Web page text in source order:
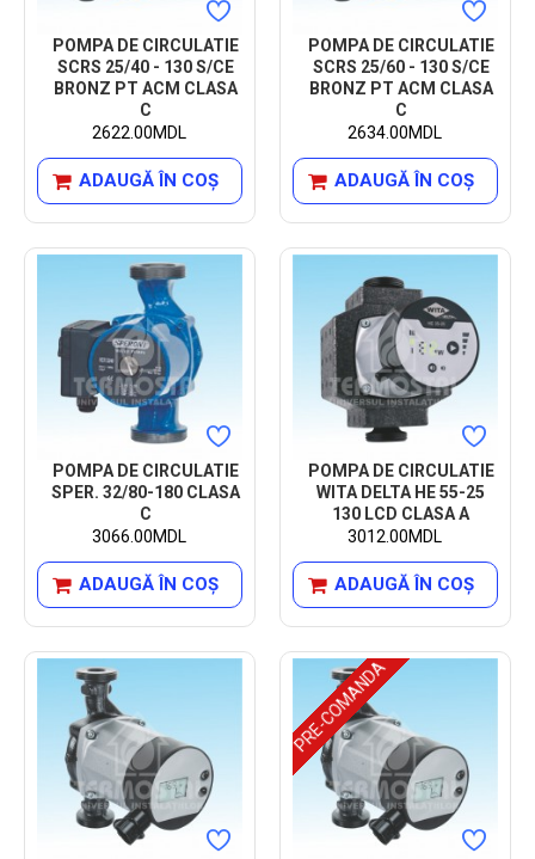
POMPA DE CIRCULATIE
SCRS 25/40 - 130 S/CE
BRONZ PT ACM CLASA
C
2622.00MDL
ADAUGĂ ÎN COŞ
POMPA DE CIRCULATIE
SCRS 25/60 - 130 S/CE
BRONZ PT ACM CLASA
C
2634.00MDL
ADAUGĂ ÎN COŞ
POMPA DE CIRCULATIE
SPER. 32/80-180 CLASA
C
3066.00MDL
ADAUGĂ ÎN COŞ
POMPA DE CIRCULATIE
WITA DELTA HE 55-25
130 LCD CLASA A
3012.00MDL
ADAUGĂ ÎN COŞ
PRE-COMANDA